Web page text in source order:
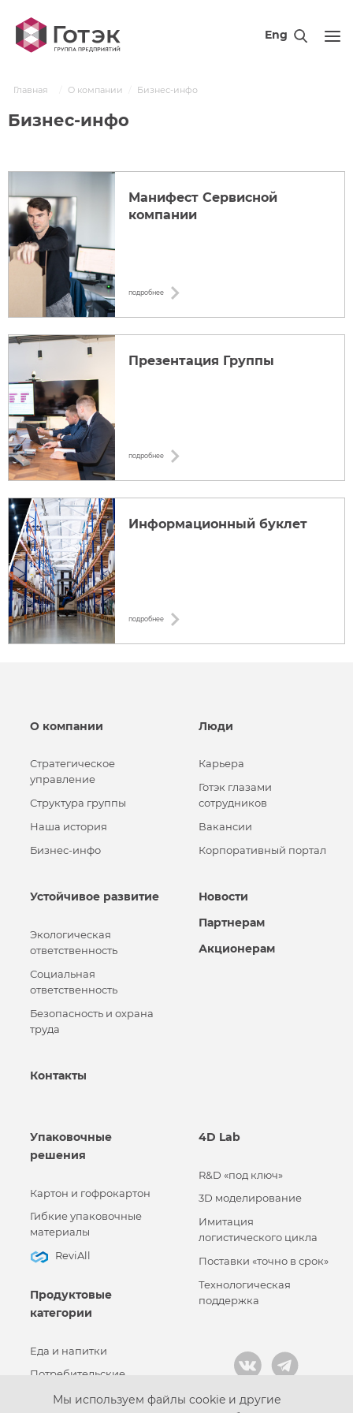
Eng
Главная О компании Бизнес-инфо
Бизнес-инфо
Манифест Сервисной
компании
подробнее
Презентация Группы
подробнее
Информационный буклет
подробнее
О компании
Стратегическое
управление
Структура группы
Наша история
Бизнес-инфо
Люди
Карьера
Готэк глазами
сотрудников
Вакансии
Корпоративный портал
Устойчивое развитие
Экологическая
ответственность
Социальная
ответственность
Безопасность и охрана
труда
Новости
Партнерам
Акционерам
Контакты
Упаковочные
решения
Картон и гофрокартон
Гибкие упаковочные
материалы
ReviAll
Продуктовые
категории
Еда и напитки
Потребительские
4D Lab
R&D «под ключ»
3D моделирование
Имитация
логистического цикла
Поставки «точно в срок»
Технологическая
поддержка
Мы используем файлы cookie и другие